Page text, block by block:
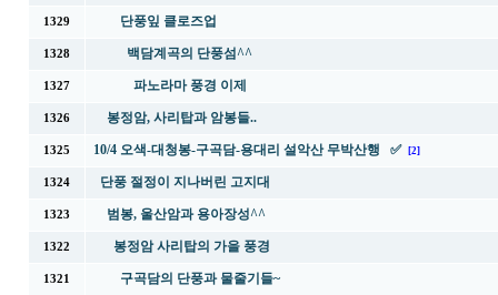
1329 단풍잎 클로즈업
1328 백담계곡의 단풍섬^^
1327 파노라마 풍경 이제
1326 봉정암, 사리탑과 암봉들..
1325 10/4 오색-대청봉-구곡담-용대리 설악산 무박산행 ✅ [2]
1324 단풍 절정이 지나버린 고지대
1323 범봉, 울산암과 용아장성^^
1322 봉정암 사리탑의 가을 풍경
1321 구곡담의 단풍과 물줄기들~